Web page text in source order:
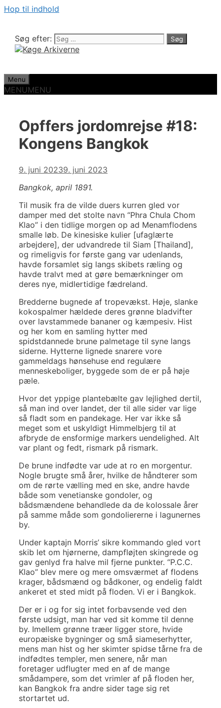
Hop til indhold
Søg efter:
Menu
MENUMENU
Opffers jordomrejse #18:
Kongens Bangkok
9. juni 20239. juni 2023
Bangkok, april 1891.
Til musik fra de vilde duers kurren gled vor
damper med det stolte navn “Phra Chula Chom
Klao” i den tidlige morgen op ad Menamflodens
smalle løb. De kinesiske kulier [ufaglærte
arbejdere], der udvandrede til Siam [Thailand],
og rimeligvis for første gang var udenlands,
havde forsamlet sig langs skibets ræling og
havde tralvt med at gøre bemærkninger om
deres nye, midlertidige fædreland.
Bredderne bugnede af tropevækst. Høje, slanke
kokospalmer hældede deres grønne bladvifter
over lavstammede bananer og kæmpesiv. Hist
og her kom en samling hytter med
spidstdannede brune palmetage til syne langs
siderne. Hytterne lignede snarere vore
gammeldags hønsehuse end regulære
menneskeboliger, byggede som de er på høje
pæle.
Hvor det yppige plantebælte gav lejlighed dertil,
så man ind over landet, der til alle sider var lige
så fladt som en pandekage. Her var ikke så
meget som et uskyldigt Himmelbjerg til at
afbryde de ensformige markers uendelighed. Alt
var plant og fedt, rismark på rismark.
De brune indfødte var ude at ro en morgentur.
Nogle brugte små årer, hvilke de håndterer som
om de rørte vælling med en ske, andre havde
både som venetianske gondoler, og
bådsmændene behandlede da de kolossale årer
på samme måde som gondoliererne i lagunernes
by.
Under kaptajn Morris’ sikre kommando gled vort
skib let om hjørnerne, dampfløjten skingrede og
gav genlyd fra halve mil fjerne punkter. “P.C.C.
Klao” blev mere og mere omsværmet af flodens
krager, bådsmænd og bådkoner, og endelig faldt
ankeret et sted midt på floden. Vi er i Bangkok.
Der er i og for sig intet forbavsende ved den
første udsigt, man har ved sit komme til denne
by. Imellem grønne træer ligger store, hvide
europæiske bygninger og små siameserhytter,
mens man hist og her skimter spidse tårne fra de
indfødtes templer, men senere, når man
foretager udflugter med en af de mange
smådampere, som det vrimler af på floden her,
kan Bangkok fra andre sider tage sig ret
stortartet ud.